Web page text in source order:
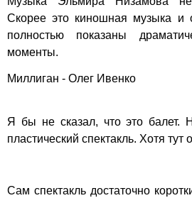
Скорее это киношная музыка и
полностью показаны
моменты.
Миллиган - Олег Ивенко
Я бы не сказал, что это балет.
пластический спектакль. Хотя тут
Сам спектакль достаточно